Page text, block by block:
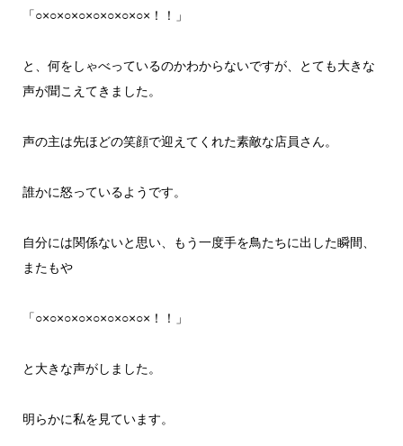
「○×○×○×○×○×○×○×○×！！」
と、何をしゃべっているのかわからないですが、とても大きな
声が聞こえてきました。
声の主は先ほどの笑顔で迎えてくれた素敵な店員さん。
誰かに怒っているようです。
自分には関係ないと思い、もう一度手を鳥たちに出した瞬間、
またもや
「○×○×○×○×○×○×○×○×！！」
と大きな声がしました。
明らかに私を見ています。